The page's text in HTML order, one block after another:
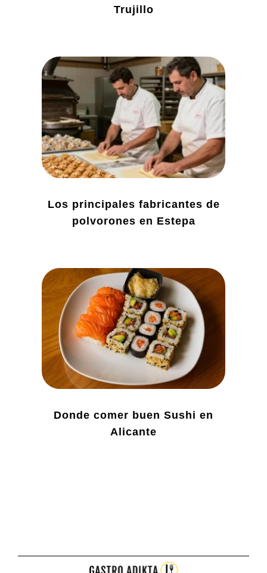
Trujillo
Los principales fabricantes de
polvorones en Estepa
Donde comer buen Sushi en
Alicante